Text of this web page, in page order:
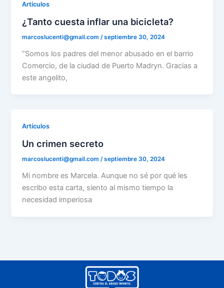
Artículos
¿Tanto cuesta inflar una bicicleta?
marcoslucenti@gmail.com /septiembre 30, 2024
“Somos los padres del menor abusado en el barrio
Comercio, de la ciudad de Puerto Madryn. Gracias a
este angelito,
Artículos
Un crimen secreto
marcoslucenti@gmail.com/septiembre 30, 2024
Mi nombre es Marcela. Aunque no sé por qué les
escribo esta carta, siento al mismo tiempo la
necesidad imperiosa